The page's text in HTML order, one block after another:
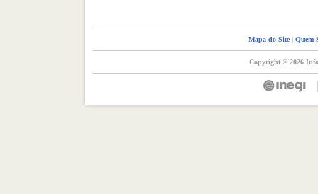
Mapa do Site| Quem
Copyright © 2026